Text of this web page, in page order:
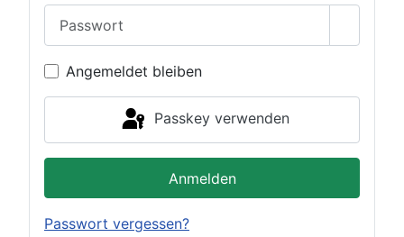
Angemeldet bleiben
Passkey verwenden
Anmelden
Passwort vergessen?